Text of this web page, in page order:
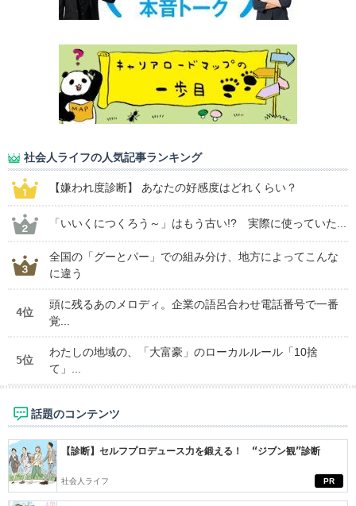
社会人ライフの人気記事ランキング
【嫌われ度診断】 あなたの好感度はどれくらい？
「いいくにつくろう～」はもう古い!? 実際に使っていた...
全国の「グーとパー」での組み分け、地方によってこんな
に違う
4位
頭に残るあのメロディ。企業の語呂合わせ電話番号で一番
覚...
5位
わたしの地域の、「大富豪」のローカルルール「10捨
て」...
話題のコンテンツ
PR
【診断】セルフプロデュース力を鍛える！ “ジブン観”診断
社会人ライフ